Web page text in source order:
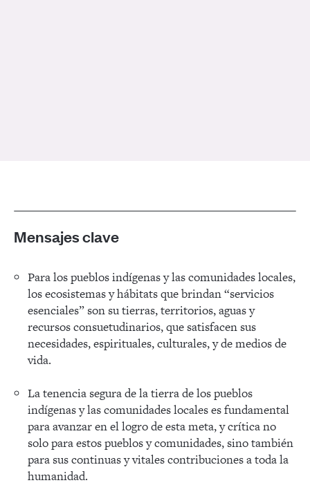
Mensajes clave
Para los pueblos indígenas y las comunidades locales,
los ecosistemas y hábitats que brindan “servicios
esenciales” son su tierras, territorios, aguas y
recursos consuetudinarios, que satisfacen sus
necesidades, espirituales, culturales, y de medios de
vida.
La tenencia segura de la tierra de los pueblos
indígenas y las comunidades locales es fundamental
para avanzar en el logro de esta meta, y crítica no
solo para estos pueblos y comunidades, sino también
para sus continuas y vitales contribuciones a toda la
humanidad.